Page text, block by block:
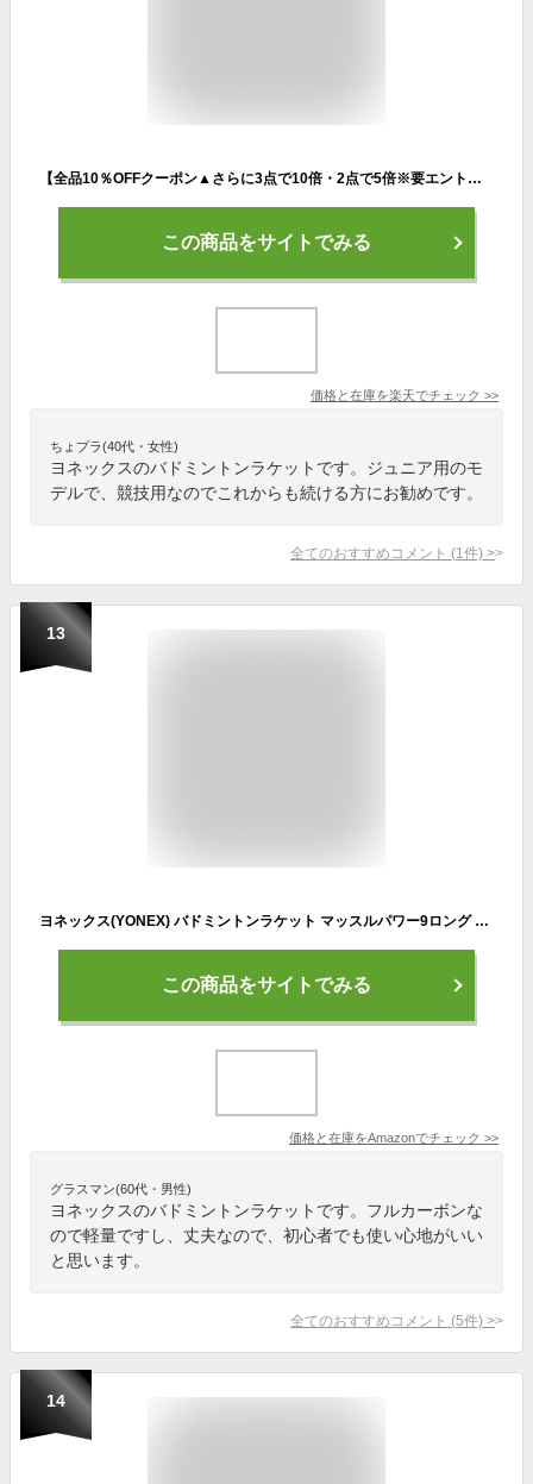
【全品10％OFFクーポン▲さらに3点で10倍・2点で5倍※要エントリー▲2/4 20:00～2/10 1:59】「あす楽対応」ヨネックス YONEX バドミントンラケット ジュニア ナノフレアジュニア NANOFLARE JUNIOR NF-JR-470 シアン フレームのみ『即日出荷』
この商品をサイトでみる
価格と在庫を楽天でチェック >>
ちょプラ(40代・女性)
ヨネックスのバドミントンラケットです。ジュニア用のモ
デルで、競技用なのでこれからも続ける方にお勧めです。
全てのおすすめコメント (1 件) >
13
ヨネックス(YONEX) バドミントンラケット マッスルパワー9ロング フルカーボン マッスルパワーフレーム ブラック(007) MP9LG
この商品をサイトでみる
価格と在庫をAmazonでチェック >>
グラスマン(60代・男性)
ヨネックスのバドミントンラケットです。フルカーボンな
ので軽量ですし、丈夫なので、初心者でも使い心地がいい
と思います。
全てのおすすめコメント (5件) >
14